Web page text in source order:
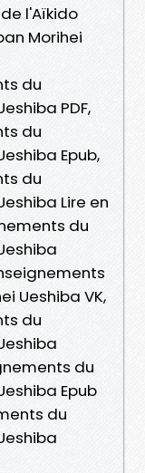
l'Aïkido
Morihei
du
PDF,
du
Epub,
du
Lire en
du
Ueshiba VK,
du
du
Epub
du